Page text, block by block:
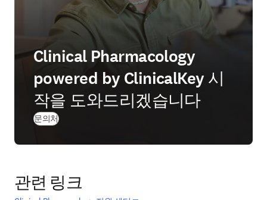
Clinical Pharmacology
powered by ClinicalKey 시
작을 도와드리겠습니다
문의처
관련 링크